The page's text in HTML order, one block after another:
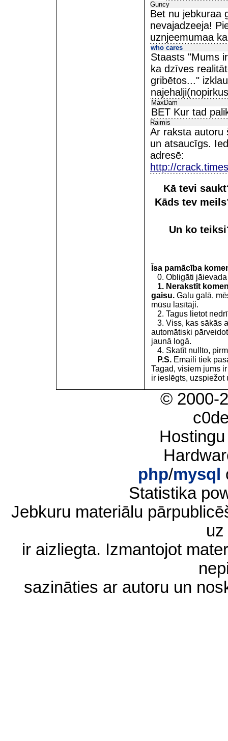
Guncy
Bet nu jebkuraa
nevajadzeeja!
uznjeemumaa
who cares
Staasts "Mums
ka dzīves
gribētos..."
MaxDam
BET Kur tad
Raimis
Ar raksta autoru
un atsaucīgs.
adresē:
http://
Kā tevi
Kāds tev
Un ko
Īsa pamācība
0. Obligāti jāievada
1. Nerakstīt
gaisu. Galu galā,
mūsu lasītāji.
2. Tagus lietot
3. Viss, kas sākās
automātiski
jaunā logā.
4. Skatīt nullto,
P.S. Emaili tiek
Tagad, visiem jums
ir ieslēgts, uzspiežot
© 2000-
php/mysql
Statistika
Jebkuru materiālu
ir aizliegta. Izmantojot
sazināties ar autoru un